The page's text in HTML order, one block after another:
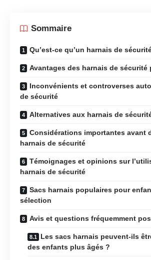
Sommaire
Qu’est-ce qu’un harnais de
Avantages des harnais de sécurité
Inconvénients et controverses
de sécurité
Alternatives aux harnais de
Considérations importantes avant
harnais de sécurité
Témoignages et opinions sur
harnais de sécurité
Sacs harnais populaires pour
sélection
Avis et questions fréquemment
Les sacs harnais peuvent-ils
des enfants plus âgés ?